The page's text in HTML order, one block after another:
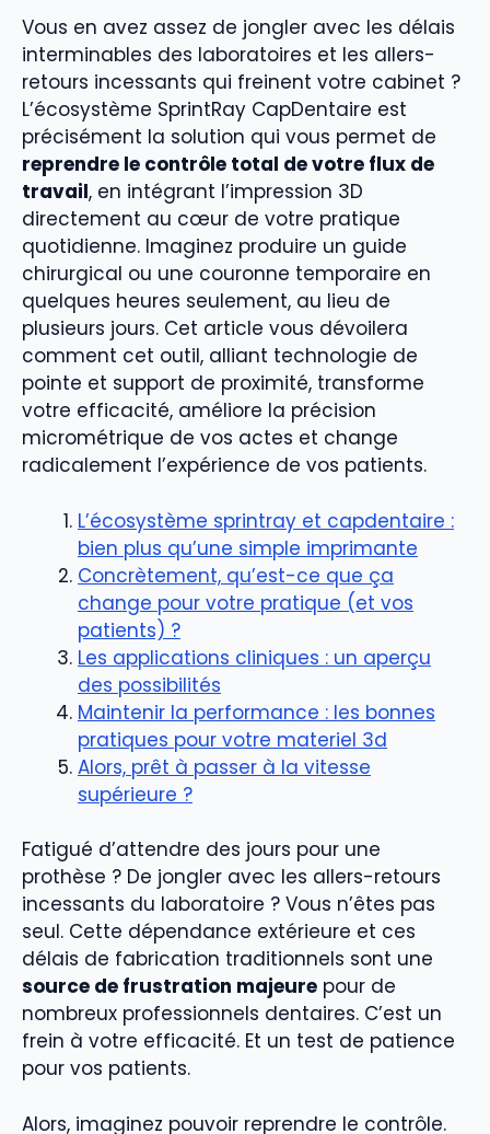
Vous en avez assez de jongler avec les délais
interminables des laboratoires et les allers-
retours incessants qui freinent votre cabinet ?
L’écosystème SprintRay CapDentaire est
précisément la solution qui vous permet de
reprendre le contrôle total de votre flux de
travail, en intégrant l’impression 3D
directement au cœur de votre pratique
quotidienne. Imaginez produire un guide
chirurgical ou une couronne temporaire en
quelques heures seulement, au lieu de
plusieurs jours. Cet article vous dévoilera
comment cet outil, alliant technologie de
pointe et support de proximité, transforme
votre efficacité, améliore la précision
micrométrique de vos actes et change
radicalement l’expérience de vos patients.
L’écosystème sprintray et capdentaire :
bien plus qu’une simple imprimante
Concrètement, qu’est-ce que ça
change pour votre pratique (et vos
patients) ?
Les applications cliniques : un aperçu
des possibilités
Maintenir la performance : les bonnes
pratiques pour votre materiel 3d
Alors, prêt à passer à la vitesse
supérieure ?
Fatigué d’attendre des jours pour une
prothèse ? De jongler avec les allers-retours
incessants du laboratoire ? Vous n’êtes pas
seul. Cette dépendance extérieure et ces
délais de fabrication traditionnels sont une
source de frustration majeure pour de
nombreux professionnels dentaires. C’est un
frein à votre efficacité. Et un test de patience
pour vos patients.
Alors, imaginez pouvoir reprendre le contrôle.